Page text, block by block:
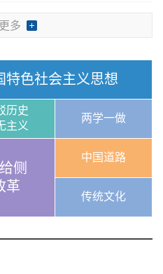
多
特色社会主义思想
历史
主义
两学一做
侧
革
中国道路
传统文化